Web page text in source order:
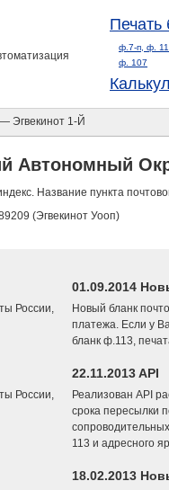
Печать
ф.7-п, ф.
ф. 107
— Эгвекинот 1-Й
Автономный
Название пункта
(Эгвекинот Уооп)
России,
01.09.2014
Новый бланк
платежа. Если у
бланк ф.113,
России,
22.11.2013 API
Реализован API
срока пересылки
113 и адресного
18.02.2013